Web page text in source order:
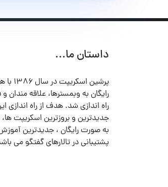
داستان ما...
پرشین
رایگان به وبمسترها، علاقه مندان
راه اندازی شد. هدف از راه اندازی
جدیدترین و بروزترین اسکریپت ها،
به صورت رایگان ، جدیدترین
پشتیبانی در تالارهای گفتگو می